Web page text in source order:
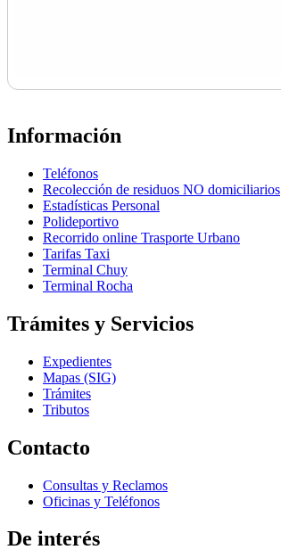
Información
Teléfonos
Recolección de residuos NO domiciliarios
Estadísticas Personal
Polideportivo
Recorrido online Trasporte Urbano
Tarifas Taxi
Terminal Chuy
Terminal Rocha
Trámites y Servicios
Expedientes
Mapas (SIG)
Trámites
Tributos
Contacto
Consultas y Reclamos
Oficinas y Teléfonos
De interés